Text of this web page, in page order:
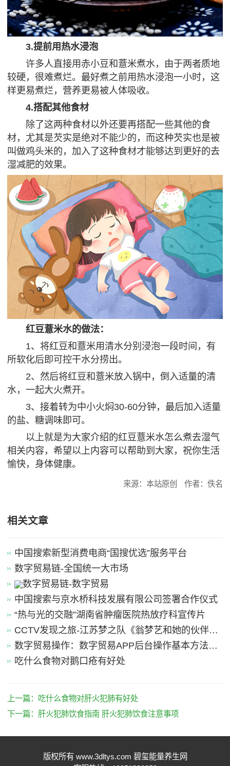
3.提前用热水浸泡
许多人直接用赤小豆和薏米煮水，由于两者质地
较硬，很难煮烂。最好煮之前用热水浸泡一小时，这
样更易煮烂，营养更易被人体吸收。
4.搭配其他食材
除了这两种食材以外还要再搭配一些其他的食
材，尤其是芡实是绝对不能少的，而这种芡实也是被
叫做鸡头米的，加入了这种食材才能够达到更好的去
湿减肥的效果。
红豆薏米水的做法：
1、将红豆和薏米用清水分别浸泡一段时间，有
所软化后即可控干水分捞出。
2、然后将红豆和薏米放入锅中，倒入适量的清
水，一起大火煮开。
3、接着转为中小火焖30-60分钟，最后加入适量
的盐、糖调味即可。
以上就是为大家介绍的红豆薏米水怎么煮去湿气
相关内容，希望以上内容可以帮助到大家，祝你生活
愉快，身体健康。
来源：本站原创 作者：佚名
相关文章
中国搜索新型消费电商“国搜优选”服务平台
数字贸易链-全国统一大市场
数字贸易链-数字贸易
中国搜索与京水桥科技发展有限公司签署合作仪式
“热与光的交融”湖南省肿瘤医院热放疗科宣传片
CCTV发现之旅-江苏梦之队《翁梦艺和她的伙伴
们》
数字贸易操作：数字贸易APP后台操作基本方法引
导
吃什么食物对鹅口疮有好处
上一篇：
吃什么食物对肝火犯肺有好处
下一篇： 肝火犯肺饮食指南 肝火犯肺饮食注意事项
版权所有 www.3dltys.com 碧玺能量养生网